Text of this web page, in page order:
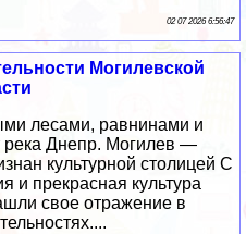
02 07 2026 6:56:47
Могилевской
лесами, равнинами и
река Днепр. Могилев —
культурной столицей С
и прекрасная культура
свое отражение в